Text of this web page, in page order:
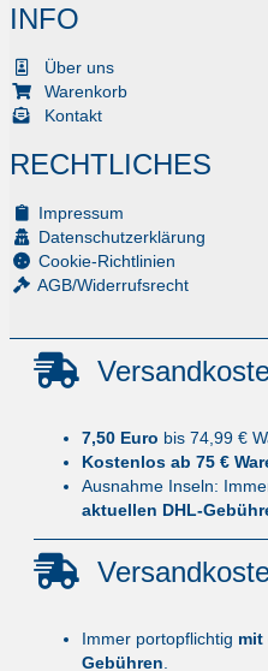
INFO
Über uns
Warenkorb
Kontakt
RECHTLICHES
Impressum
Datenschutzerklärung
Cookie-Richtlinien
AGB/Widerrufsrecht
7,50 Euro bis 74,99 €
Kostenlos ab 75 €
Ausnahme Inseln:
aktuellen DHL-
Immer portopflichtig mit
Gebühren